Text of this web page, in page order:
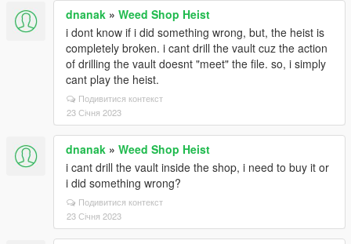
dnanak » Weed Shop Heist
i dont know if i did something wrong, but, the heist is
completely broken. i cant drill the vault cuz the action
of drilling the vault doesnt "meet" the file. so, i simply
cant play the heist.
Подивитися контекст
23 Січня 2023
dnanak » Weed Shop Heist
i cant drill the vault inside the shop, i need to buy it or
i did something wrong?
Подивитися контекст
23 Січня 2023